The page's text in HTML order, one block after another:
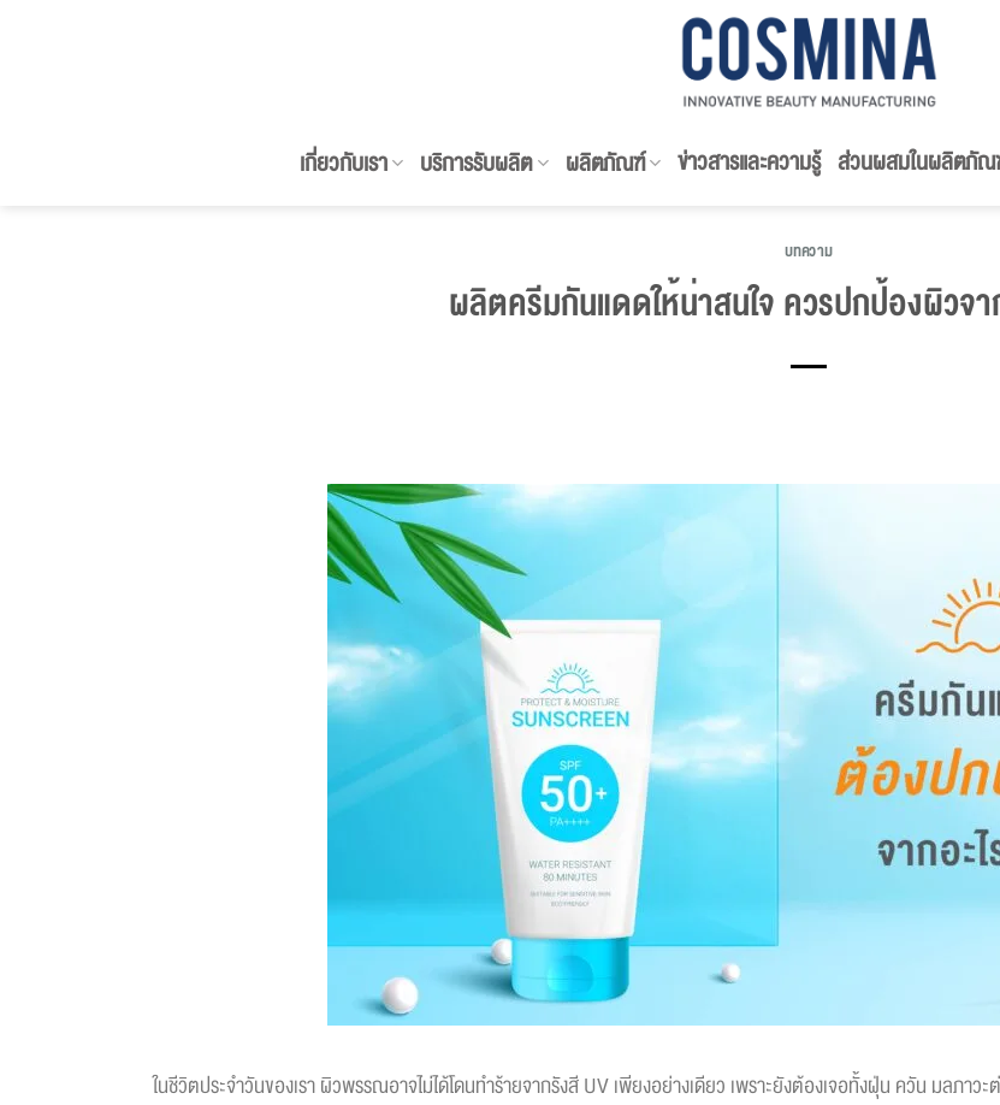
เกี่ยวกับเรา บริการรับผลิต ผลิตภัณฑ์ ข่าวสารและความรู้ ส่วนผสมในผลิตภั
บทความ
ผลิตครีมกันแดดให้น่าสนใจ ควรปกป้องผิวจา
ในชีวิตประจำวันของเรา ผิวพรรณอาจไม่ได้โดนทำร้ายจากรังสี UV เพียงอย่างเดียว เพราะยังต้องเจอทั้งฝุ่น ควัน มลภ